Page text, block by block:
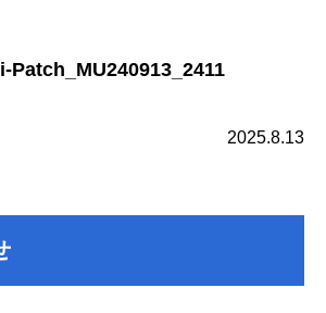
Patch_MU240913_2411
2025.8.13